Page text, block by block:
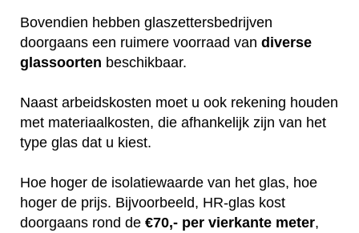
Bovendien hebben glaszettersbedrijven
doorgaans een ruimere voorraad van diverse
glassoorten beschikbaar.
Naast arbeidskosten moet u ook rekening houden
met materiaalkosten, die afhankelijk zijn van het
type glas dat u kiest.
Hoe hoger de isolatiewaarde van het glas, hoe
hoger de prijs. Bijvoorbeeld, HR-glas kost
doorgaans rond de €70,- per vierkante meter,